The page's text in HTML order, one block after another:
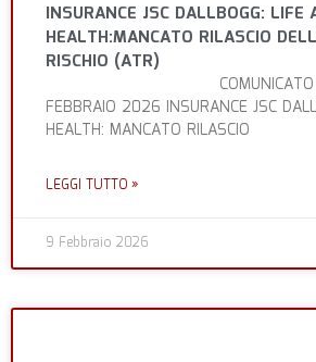
INSURANCE JSC DALLBOGG: LIFE
HEALTH:MANCATO RILASCIO
RISCHIO (ATR)
COMUNICATO
FEBBRAIO 2026 INSURANCE JSC
HEALTH: MANCATO RILASCIO
LEGGI TUTTO »
9 Febbraio 2026